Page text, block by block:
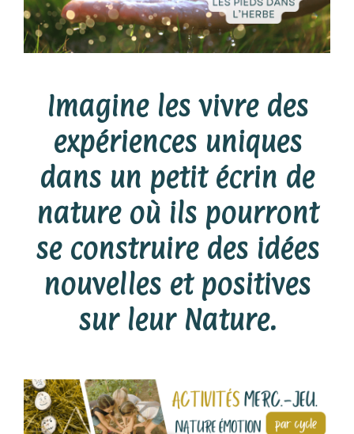
Imagine les vivre des
expériences uniques
dans un petit écrin de
nature où ils pourront
se construire des idées
nouvelles et positives
sur leur Nature.